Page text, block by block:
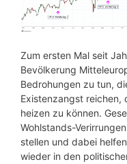
Zum ersten Mal seit
Bevölkerung
Bedrohungen zu tun,
Existenzangst reichen,
heizen zu können.
Wohlstands-
stellen und dabei
wieder in den